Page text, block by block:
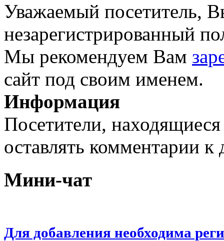
Уважаемый посетитель,
незарегистрированный
Мы рекомендуем Вам
сайт под своим именем.
Информация
Посетители,
оставлять комментарии
Мини-чат
Для добавления необходима